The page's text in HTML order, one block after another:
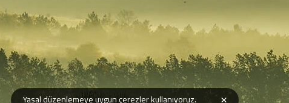
Yasal düzenlemeye uygun çerezler kullanıyoruz. ×